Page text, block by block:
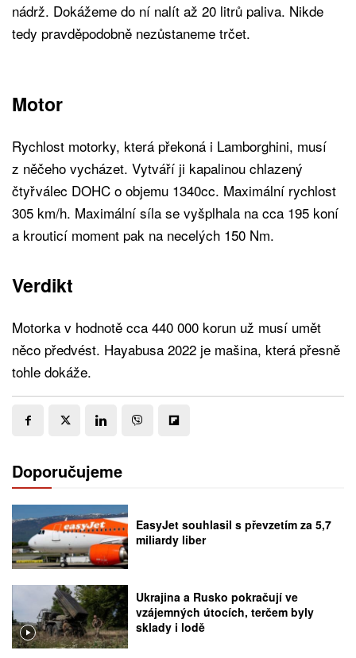
nádrž. Dokážeme do ní nalít až 20 litrů paliva. Nikde
tedy pravděpodobně nezůstaneme trčet.
Motor
Rychlost motorky, která překoná i Lamborghini, musí
z něčeho vycházet. Vytváří ji kapalinou chlazený
čtyřválec DOHC o objemu 1340cc. Maximální rychlost
305 km/h. Maximální síla se vyšplhala na cca 195 koní
a krouticí moment pak na necelých 150 Nm.
Verdikt
Motorka v hodnotě cca 440 000 korun už musí umět
něco předvést. Hayabusa 2022 je mašina, která přesně
tohle dokáže.
Doporučujeme
EasyJet souhlasil s převzetím za 5,7
miliardy liber
Ukrajina a Rusko pokračují ve
vzájemných útocích, terčem byly
sklady i lodě